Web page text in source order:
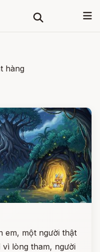
hàng
em, một người thật
vì lòng tham, người